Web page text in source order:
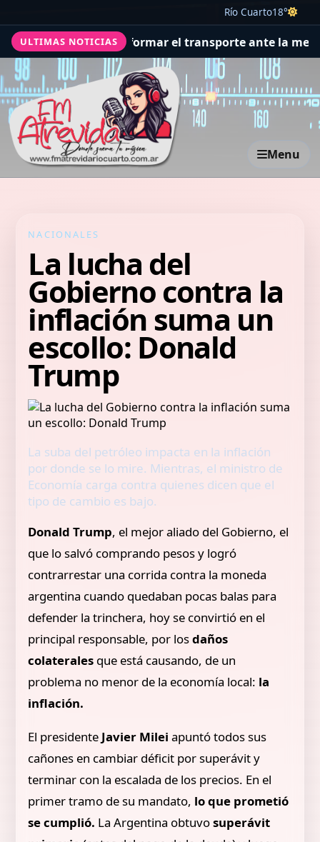
Río Cuarto18°
ULTIMAS NOTICIAS
transformar el transporte ante la megainversión
Menu
NACIONALES
La lucha del
Gobierno contra la
inflación suma un
escollo: Donald
Trump
La suba del petróleo impacta en la inflación
por donde se lo mire. Mientras, el ministro de
Economía carga contra quienes dicen que el
tipo de cambio es bajo.
Donald Trump, el mejor aliado del Gobierno, el
que lo salvó comprando pesos y logró
contrarrestar una corrida contra la moneda
argentina cuando quedaban pocas balas para
defender la trinchera, hoy se convirtió en el
principal responsable, por losdaños
colaterales que está causando, de un
problema no menor de la economía local: la
inflación.
El presidente Javier Mileiapuntó todos sus
cañones en cambiar déficit por superávit y
terminar con la escalada de los precios. En el
primer tramo de su mandato, lo que prometió
se cumplió. La Argentina obtuvosuperávit